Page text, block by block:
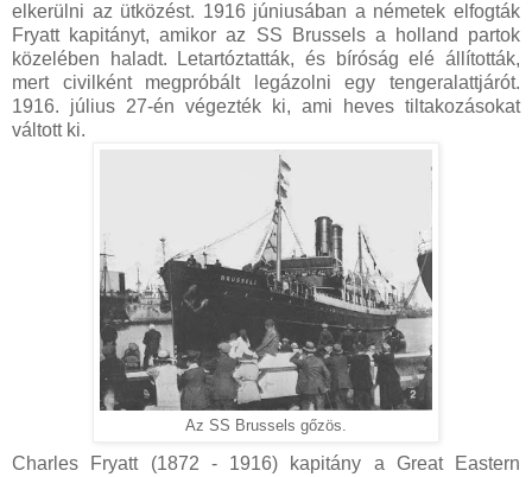
elkerülni az ütközést. 1916 júniusában a németek elfogták
Fryatt kapitányt, amikor az SS Brussels a holland partok
közelében haladt. Letartóztatták, és bíróság elé állították,
mert civilként megpróbált legázolni egy tengeralattjárót.
1916. július 27-én végezték ki, ami heves tiltakozásokat
váltott ki.
Az SS Brussels gőzös.
Charles Fryatt (1872 - 1916) kapitány a Great Eastern